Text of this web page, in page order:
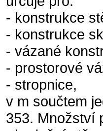
- konstrukce
- konstrukce
- vázané
- prostorové
- stropnice,
v m součtem
353. Množství